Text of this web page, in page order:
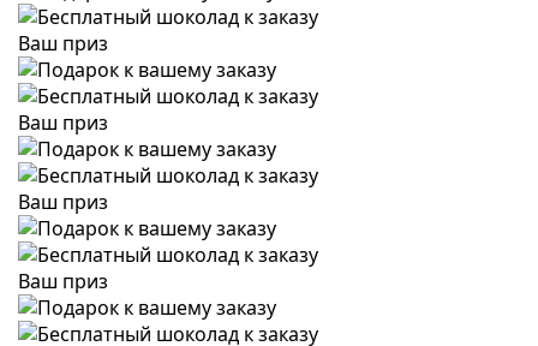
Ваш приз
Ваш приз
Ваш приз
Ваш приз